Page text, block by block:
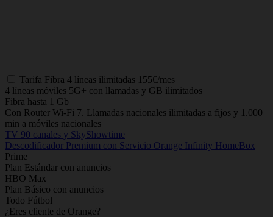
Tarifa Fibra 4 líneas ilimitadas 155€/mes
4 líneas móviles 5G+ con llamadas y GB ilimitados
Fibra hasta 1 Gb
Con Router Wi-Fi 7. Llamadas nacionales ilimitadas a fijos y 1.000
min a móviles nacionales
TV 90 canales y SkyShowtime
Descodificador Premium con Servicio Orange Infinity HomeBox
Prime
Plan Estándar con anuncios
HBO Max
Plan Básico con anuncios
Todo Fútbol
¿Eres cliente de Orange?